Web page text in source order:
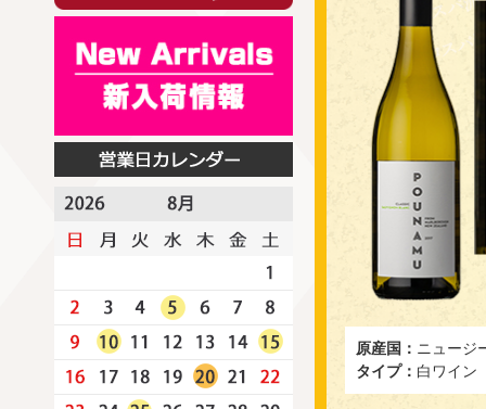
原産国： ニュージ
タイプ： 白ワイン